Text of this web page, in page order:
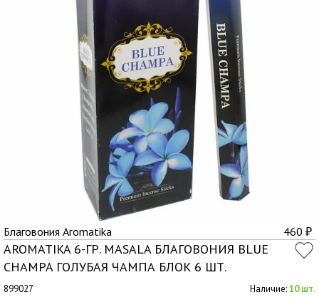
Благовония Aromatika 460 ₽
AROMATIKA 6-ГР. MASALA БЛАГОВОНИЯ BLUE
CHAMPA ГОЛУБАЯ ЧАМПА БЛОК 6 ШТ.
899027 Наличие:10 шт.